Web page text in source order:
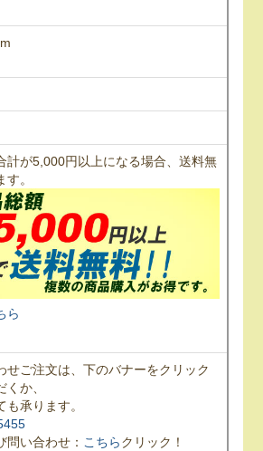
計が5,000円以上になる場合、送料無
。
ら
せご注文は、下のバナーをクリック
くか、
も承ります。
問い合わせ： こちらクリック！